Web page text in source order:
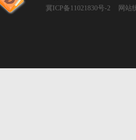
冀ICP备11021830号-2
网站